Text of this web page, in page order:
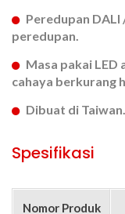
Peredupan DALI
peredupan.
Masa pakai LED
cahaya berkurang
Dibuat di Taiwan.
Spesifikasi
Nomor Produk